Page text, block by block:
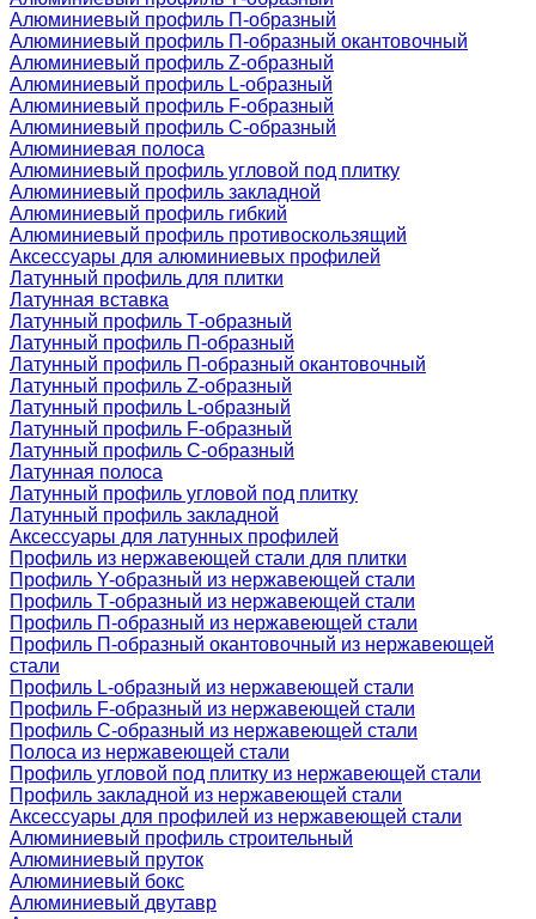
Алюминиевый профиль П-образный
Алюминиевый профиль П-образный окантовочный
Алюминиевый профиль Z-образный
Алюминиевый профиль L-образный
Алюминиевый профиль F-образный
Алюминиевый профиль C-образный
Алюминиевая полоса
Алюминиевый профиль угловой под плитку
Алюминиевый профиль закладной
Алюминиевый профиль гибкий
Алюминиевый профиль противоскользящий
Аксессуары для алюминиевых профилей
Латунный профиль для плитки
Латунная вставка
Латунный профиль Т-образный
Латунный профиль П-образный
Латунный профиль П-образный окантовочный
Латунный профиль Z-образный
Латунный профиль L-образный
Латунный профиль F-образный
Латунный профиль C-образный
Латунная полоса
Латунный профиль угловой под плитку
Латунный профиль закладной
Аксессуары для латунных профилей
Профиль из нержавеющей стали для плитки
Профиль Y-образный из нержавеющей стали
Профиль Т-образный из нержавеющей стали
Профиль П-образный из нержавеющей стали
Профиль П-образный окантовочный из нержавеющей
стали
Профиль L-образный из нержавеющей стали
Профиль F-образный из нержавеющей стали
Профиль C-образный из нержавеющей стали
Полоса из нержавеющей стали
Профиль угловой под плитку из нержавеющей стали
Профиль закладной из нержавеющей стали
Аксессуары для профилей из нержавеющей стали
Алюминиевый профиль строительный
Алюминиевый пруток
Алюминиевый бокс
Алюминиевый двутавр